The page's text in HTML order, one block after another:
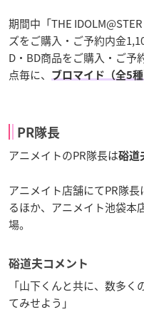
期間中「THE
ズをご購入・ご予約内金
D・BD商品をご購入・ご予
点毎に、
ブロマイド（全5種
PR隊長
アニメイトのPR隊長は硲道
アニメイト店舗にてPR隊
るほか、アニメイト池袋本
場。
硲道夫コメント
「山下くんと共に、数多
てみせよう」